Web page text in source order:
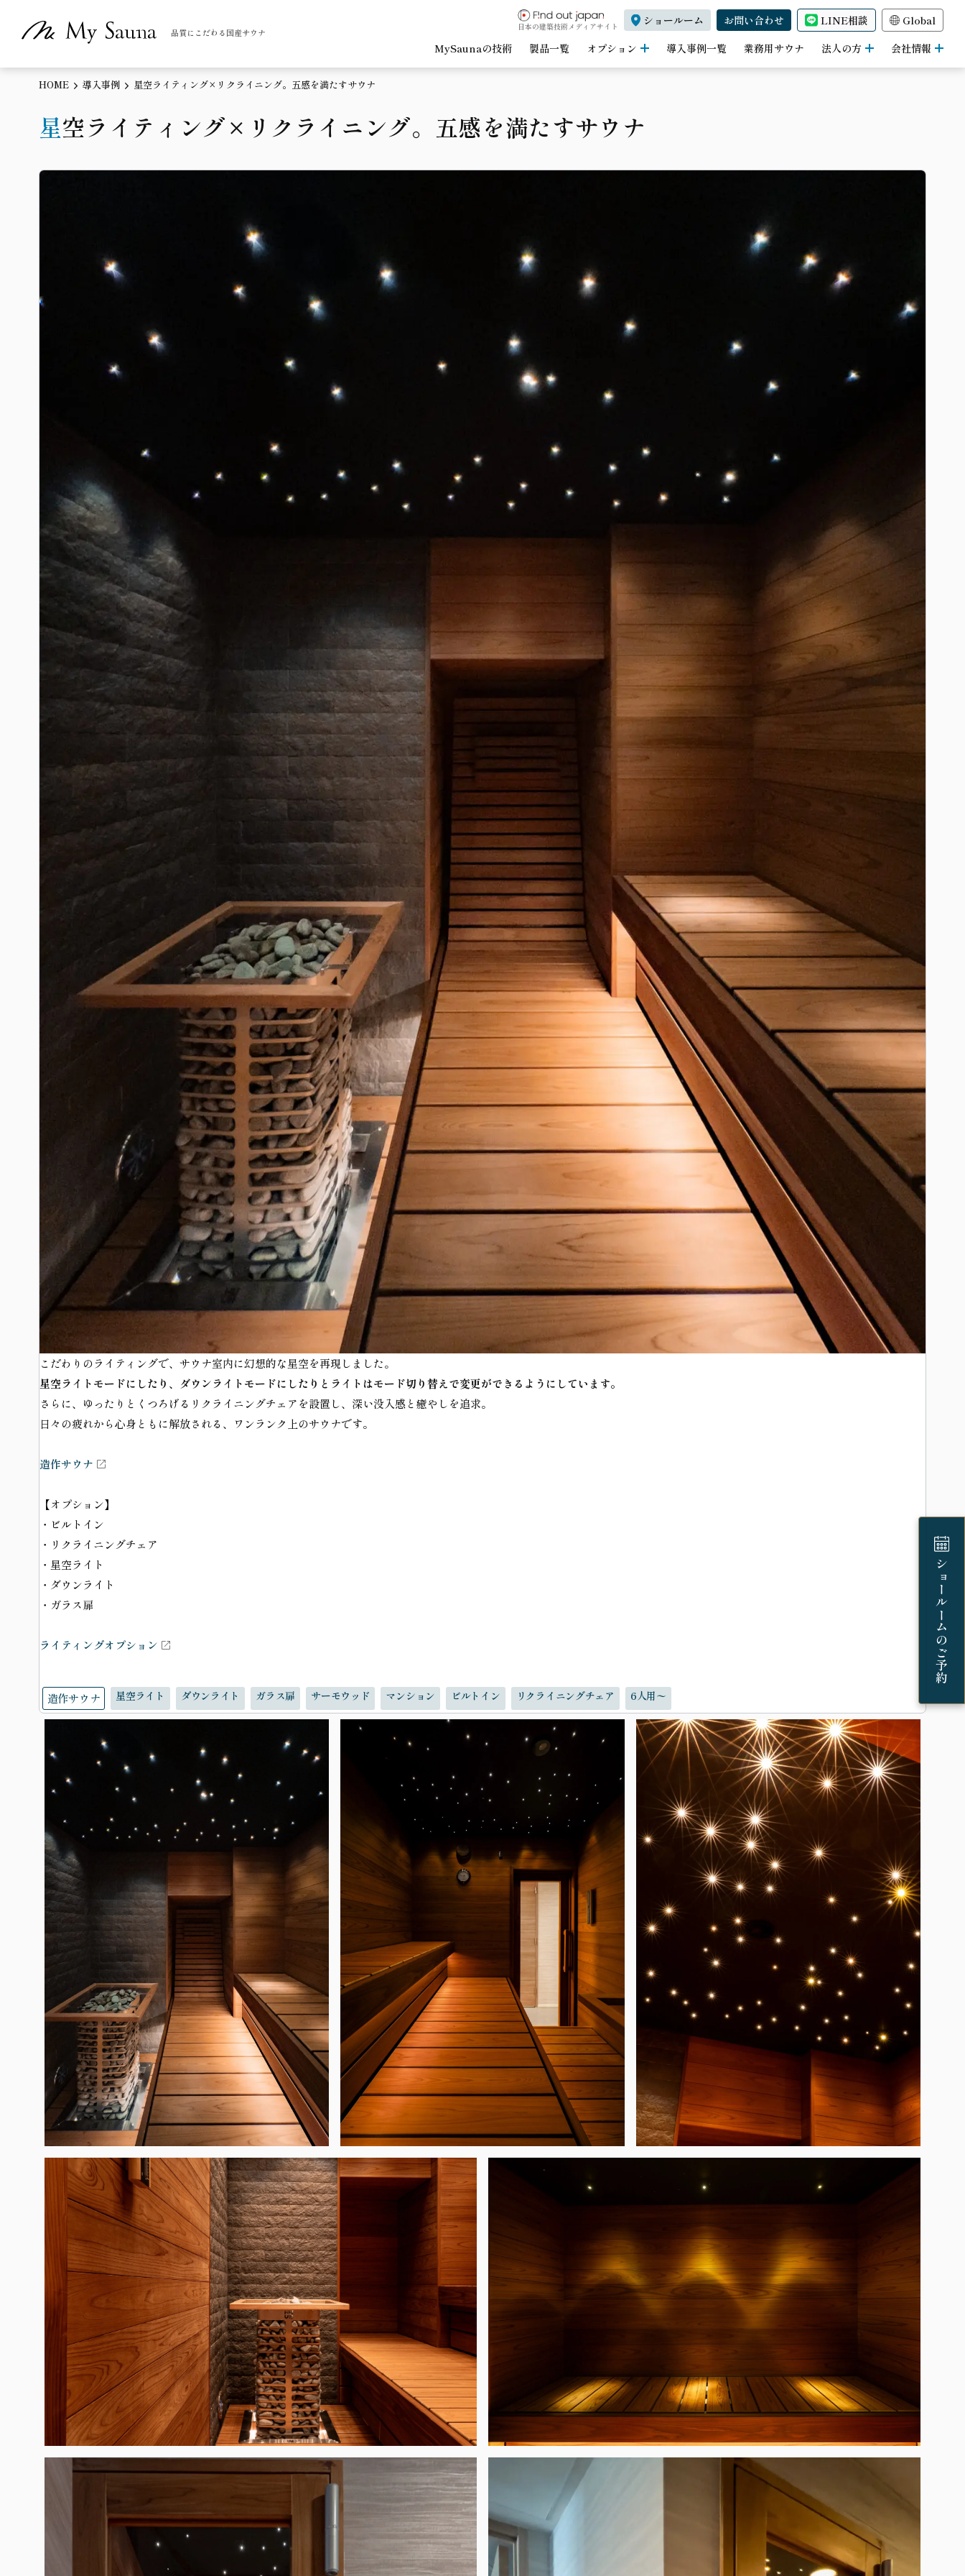
品質にこだわる国産サウナ 日本の建築技術メディアサイト ショールーム お問い合わせ LINE相談
Global
MySaunaの技術
製品一覧 オプション 導入事例一覧 業務用サウナ 法人の方 会社情報
HOME 導入事例 星空ライティング×リクライニング。五感を満たすサウナ
星空ライティング×リクライニング。五感を満たすサウナ
こだわりのライティングで、サウナ室内に幻想的な星空を再現しました。
星空ライトモードにしたり、ダウンライトモードにしたりとライトはモード切り替えで変更ができるようにしています。
さらに、ゆったりとくつろげるリクライニングチェアを設置し、深い没入感と癒やしを追求。
日々の疲れから心身ともに解放される、ワンランク上のサウナです。
造作サウナ
【オプション】
・ビルトイン
・リクライニングチェア
・星空ライト
・ダウンライト
・ガラス扉
ライティングオプション
造作サウナ 星空ライト ダウンライト ガラス扉 サーモウッド マンション ビルトイン リクライニングチェア 6人用〜
ショールームのご予約